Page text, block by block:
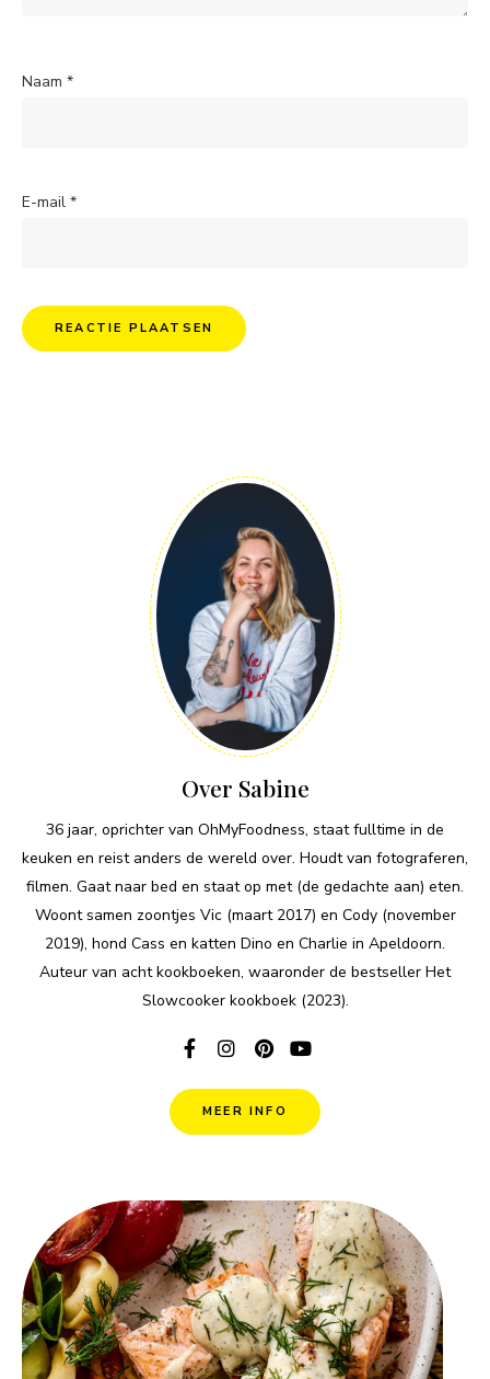
Naam *
E-mail *
Over Sabine
36 jaar, oprichter van OhMyFoodness, staat fulltime in de
keuken en reist anders de wereld over. Houdt van fotograferen,
filmen. Gaat naar bed en staat op met (de gedachte aan) eten.
Woont samen zoontjes Vic (maart 2017) en Cody (november
2019), hond Cass en katten Dino en Charlie in Apeldoorn.
Auteur van acht kookboeken, waaronder de bestseller Het
Slowcooker kookboek (2023).
MEER INFO